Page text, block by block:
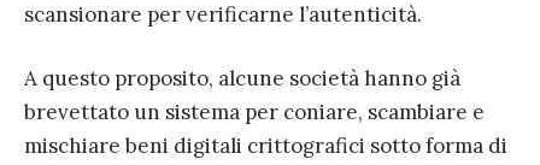
scansionare per verificarne l’autenticità.
A questo proposito, alcune società hanno già
brevettato un sistema per coniare, scambiare e
mischiare beni digitali crittografici sotto forma di